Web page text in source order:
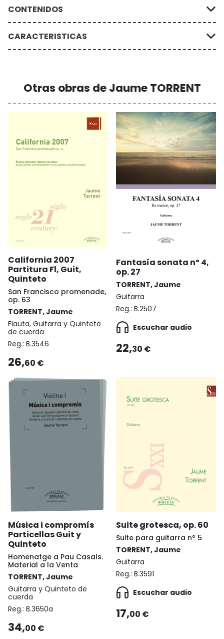
CONTENIDOS
CARACTERISTICAS
Otras obras de Jaume TORRENT
California 2007
Partitura Fl, Guit,
Quinteto
San Francisco promenade,
op. 63
TORRENT, Jaume
Flauta, Guitarra y Quinteto
de cuerda
Reg.: B.3546
26,60 €
Fantasía sonata nº 4,
op. 27
TORRENT, Jaume
Guitarra
Reg.: B.2507
Escuchar audio
22,30 €
Música i compromís
Particellas Guit y
Quinteto
Homenatge a Pau Casals.
Material a la Venta
TORRENT, Jaume
Guitarra y Quinteto de
cuerda
Reg.: B.3650a
34,00 €
Suite grotesca, op. 60
Suite para guitarra nº 5
TORRENT, Jaume
Guitarra
Reg.: B.3591
Escuchar audio
17,00 €